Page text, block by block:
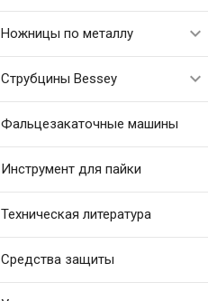
Ножницы по металлу 
Струбцины Bessey 
Фальцезакаточные машины
Инструмент для пайки
Техническая литература
Средства защиты